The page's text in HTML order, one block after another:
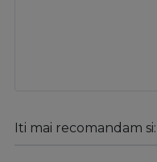
Iti mai recomandam si: